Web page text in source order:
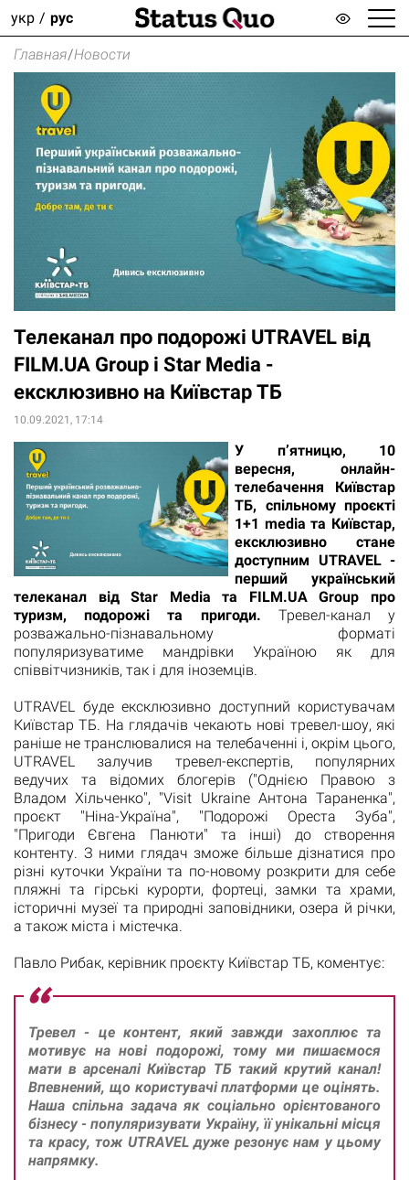
укр рус
Главная/Новости
Телеканал про подорожі UTRAVEL від
FILM.UA Group і Star Media -
ексклюзивно на Київстар ТБ
10.09.2021, 17:14
У п’ятницю, 10
вересня, онлайн-
телебачення Київстар
ТБ, спільному проєкті
1+1 media та Київстар,
ексклюзивно стане
доступним UTRAVEL -
перший український
телеканал від Star Media та FILM.UA Group про
туризм, подорожі та пригоди. Тревел-канал у
розважально-пізнавальному форматі
популяризуватиме мандрівки Україною як для
співвітчизників, так і для іноземців.
UTRAVEL буде ексклюзивно доступний користувачам
Київстар ТБ. На глядачів чекають нові тревел-шоу, які
раніше не транслювалися на телебаченні і, окрім цього,
UTRAVEL залучив тревел-експертів, популярних
ведучих та відомих блогерів ("Однією Правою з
Владом Хільченко", "Visit Ukraine Антона Тараненка",
проєкт "Ніна-Україна", "Подорожі Ореста Зуба",
"Пригоди Євгена Панюти" та інші) до створення
контенту. З ними глядач зможе більше дізнатися про
різні куточки України та по-новому розкрити для себе
пляжні та гірські курорти, фортеці, замки та храми,
історичні музеї та природні заповідники, озера й річки,
а також міста і містечка.
Павло Рибак, керівник проєкту Київстар ТБ, коментує:
Тревел - це контент, який завжди захоплює та
мотивує на нові подорожі, тому ми пишаємося
мати в арсеналі Київстар ТБ такий крутий канал!
Впевнений, що користувачі платформи це оцінять.
Наша спільна задача як соціально орієнтованого
бізнесу - популяризувати Україну, її унікальні місця
та красу, тож UTRAVEL дуже резонує нам у цьому
напрямку.